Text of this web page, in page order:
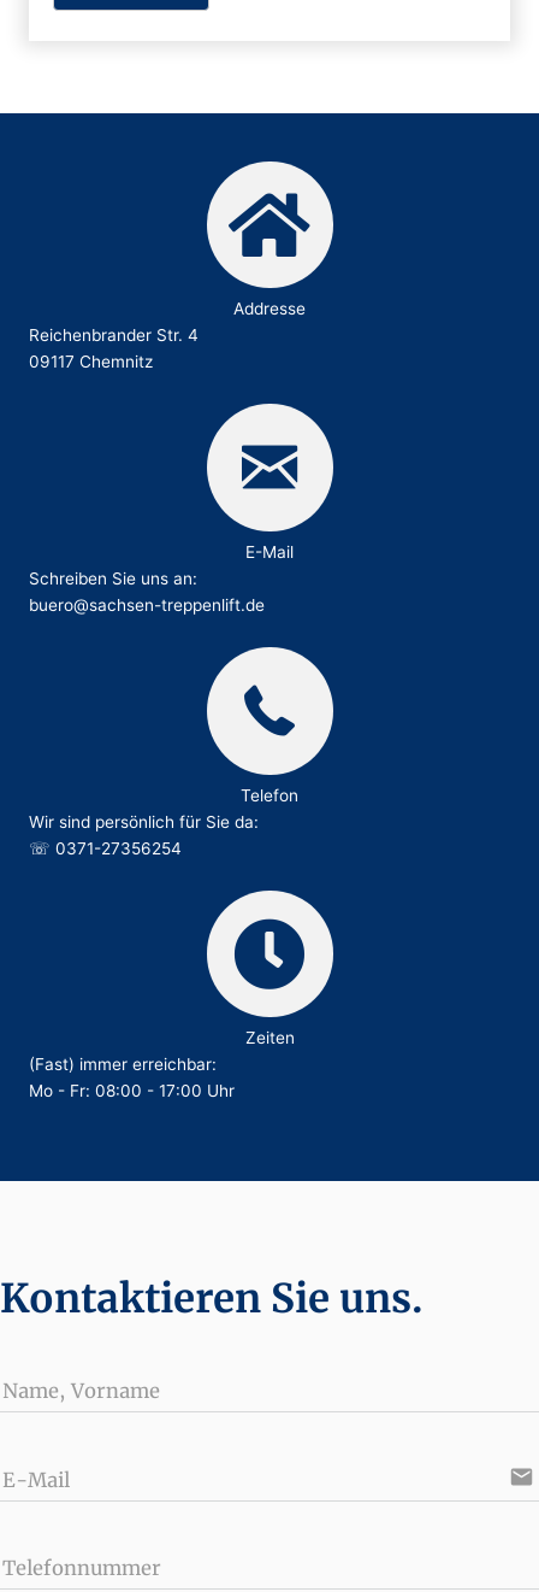
Addresse
Reichenbrander Str. 4
09117 Chemnitz
E-Mail
Schreiben Sie uns an:
buero@sachsen-treppenlift.de
Telefon
Wir sind persönlich für Sie da:
☏ 0371-27356254
Zeiten
(Fast) immer erreichbar:
Mo - Fr: 08:00 - 17:00 Uhr
Kontaktieren Sie uns.
Name, Vorname
E-Mail email
Telefonnummer